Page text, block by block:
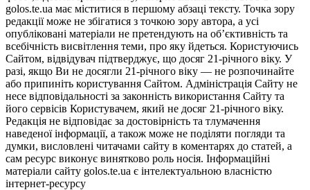
golos.te.ua має міститися в першому абзаці тексту. Точка зору
редакції може не збігатися з точкою зору автора, а усі
опубліковані матеріали не претендують на об’єктивність та
всебічність висвітлення теми, про яку йдеться. Користуючись
Сайтом, відвідувач підтверджує, що досяг 21-річного віку. У
разі, якщо Ви не досягли 21-річного віку — не розпочинайте
або припиніть користування Сайтом. Адміністрація Сайту не
несе відповідальності за законність використання Сайту та
його сервісів Користувачем, який не досяг 21-річного віку.
Редакція не відповідає за достовірність та тлумачення
наведеної інформації, а також може не поділяти погляди та
думки, висловлені читачами сайту в коментарях до статей, а
сам ресурс виконує винятково роль носія. Інформаційні
матеріали сайту golos.te.ua є інтелектуальною власністю
інтернет-ресурсу